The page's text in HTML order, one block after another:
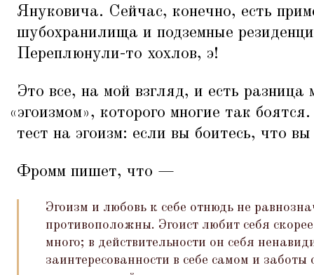
Януковича. Сейчас, конечно, есть
шубохранилища и подземные
Переплюнули-то хохлов, э!
Это все, на мой взгляд, и есть разница
«эгоизмом», которого многие так
тест на эгоизм: если вы боитесь, что
Фромм пишет, что —
Эгоизм и любовь к себе отнюдь не
противоположны. Эгоист любит себя
много; в действительности он себя
заинтересованности в себе самом и